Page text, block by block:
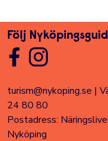
Följ
turism@nykoping.se |
24 80 80
Postadress:
Nyköping